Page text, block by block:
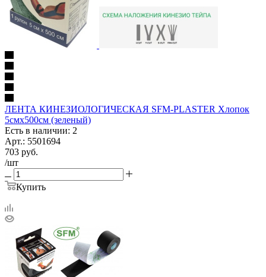
ЛЕНТА КИНЕЗИОЛОГИЧЕСКАЯ SFM-PLASTER Хлопок
5смх500см (зеленый)
Есть в наличии: 2
Арт.: 5501694
703 руб.
/шт
Купить